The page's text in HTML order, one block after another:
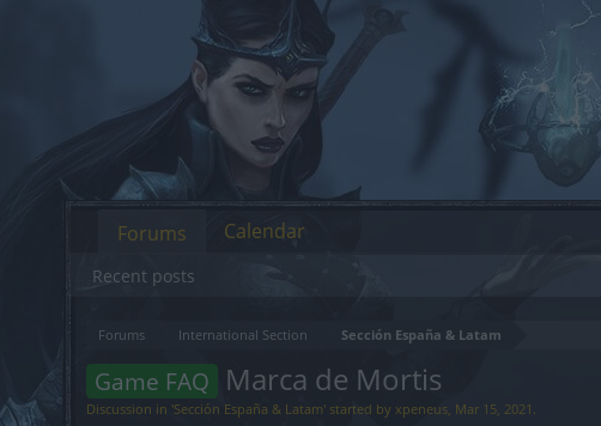
Forums International Section Sección España & Latam
Game FAQ Marca de Mortis
Discussion in 'Sección España & Latam' started by xpeneus, Mar 15, 2021 .
Forums
Recent posts
Calendar